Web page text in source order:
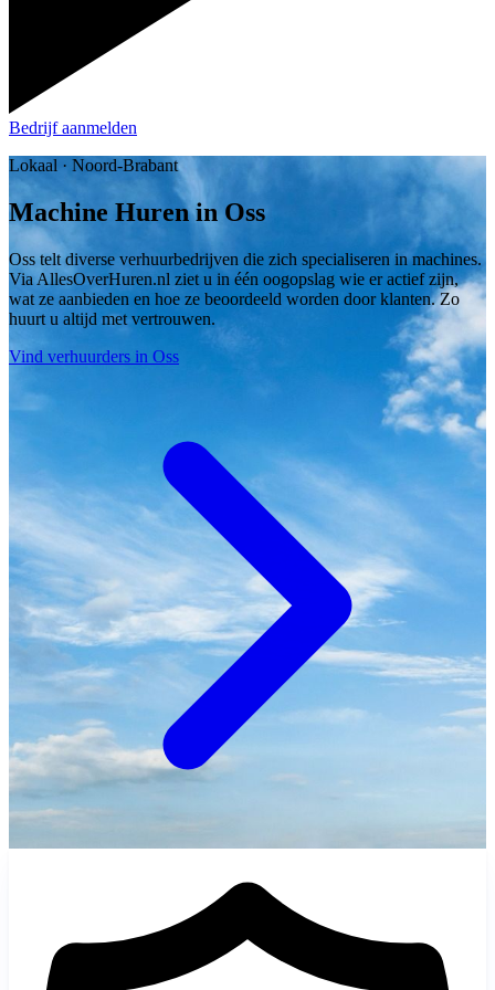
Bedrijf aanmelden
Lokaal · Noord-Brabant
Machine Huren in Oss
Oss telt diverse verhuurbedrijven die zich specialiseren in machines.
Via AllesOverHuren.nl ziet u in één oogopslag wie er actief zijn,
wat ze aanbieden en hoe ze beoordeeld worden door klanten. Zo
huurt u altijd met vertrouwen.
Vind verhuurders in Oss